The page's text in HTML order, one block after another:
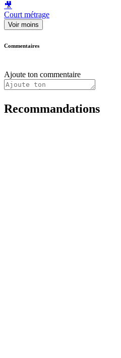
🎥
Court métrage
Voir moins
Commentaires
Ajoute ton commentaire
Recommandations